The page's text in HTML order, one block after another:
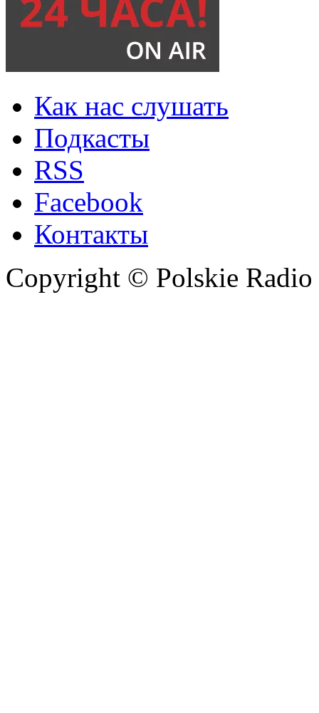
Как нас слушать
Подкасты
RSS
Facebook
Контакты
Copyright © Polskie